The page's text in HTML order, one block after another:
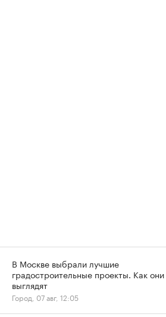
В Москве выбрали лучшие
градостроительные проекты. Как они
выглядят
Город, 07 авг, 12:05